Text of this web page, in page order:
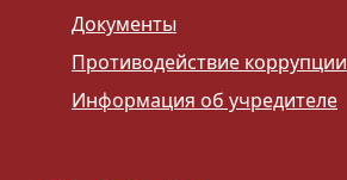
Документы
Противодействие коррупции
Информация об учредителе